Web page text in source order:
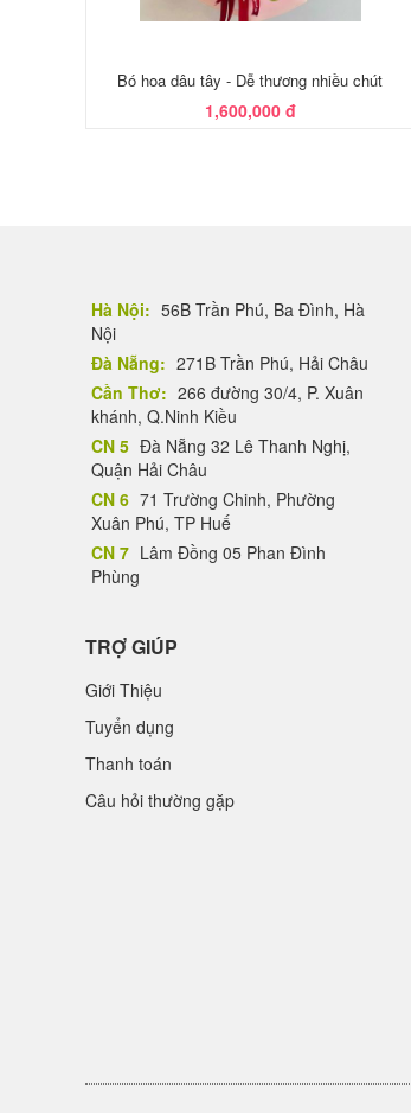
Bó hoa dâu tây - Dễ thương nhiều chút
1,600,000 đ
Hà Nội: 56B Trần Phú, Ba Đình, Hà
Nội
Đà Nẵng: 271B Trần Phú, Hải Châu
Cần Thơ: 266 đường 30/4, P. Xuân
khánh, Q.Ninh Kiều
CN 5 Đà Nẵng 32 Lê Thanh Nghị,
Quận Hải Châu
CN 6 71 Trường Chinh, Phường
Xuân Phú, TP Huế
CN 7 Lâm Đồng 05 Phan Đình
Phùng
TRỢ GIÚP
Giới Thiệu
Tuyển dụng
Thanh toán
Câu hỏi thường gặp